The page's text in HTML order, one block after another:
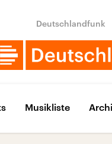
Deutschlandfunk
Musikliste